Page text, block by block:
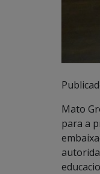
Mato
para a